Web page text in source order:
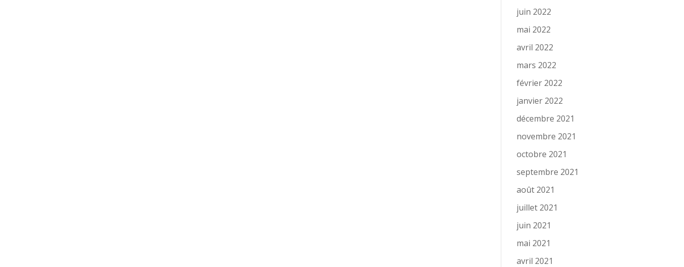
juin 2022
mai 2022
avril 2022
mars 2022
février 2022
janvier 2022
décembre 2021
novembre 2021
octobre 2021
septembre 2021
août 2021
juillet 2021
juin 2021
mai 2021
avril 2021